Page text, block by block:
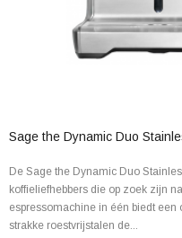
Sage the Dynamic Duo
De Sage the Dynamic Duo
koffieliefhebbers die op zoek zijn
espressomachine in één biedt
strakke roestvrijstalen de...